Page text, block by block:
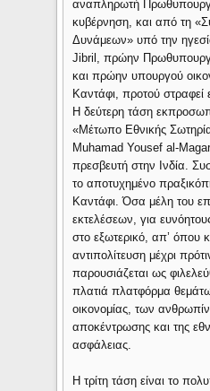
αναπληρωτή
κυβέρνηση, και από τη
Δυνάμεων» υπό την
Jibril, πρώην
και πρώην υπουργού
Καντάφι, προτού στραφεί
Η δεύτερη τάση
«Μέτωπο Εθνικής
Muhamad Yousef al-
πρεσβευτή στην Ινδία.
το αποτυχημένο
Καντάφι. Όσα μέλη του
εκτελέσεων, για
στο εξωτερικό, απ’ όπου
αντιπολίτευση μέχρι
παρουσιάζεται ως
πλατιά πλατφόρμα
οικονομίας, των
αποκέντρωσης και της
ασφάλειας.
Η τρίτη τάση είναι το